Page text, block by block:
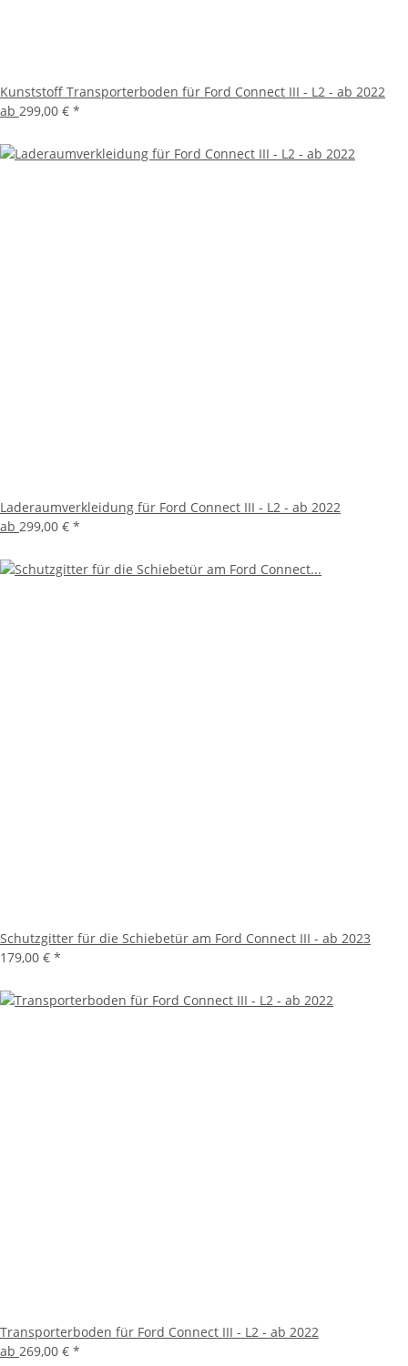
Kunststoff Transporterboden für Ford Connect III - L2 - ab 2022
ab 299,00 € *
Laderaumverkleidung für Ford Connect III - L2 - ab 2022
ab 299,00 € *
Schutzgitter für die Schiebetür am Ford Connect III - ab 2023
179,00 € *
Transporterboden für Ford Connect III - L2 - ab 2022
ab 269,00 € *